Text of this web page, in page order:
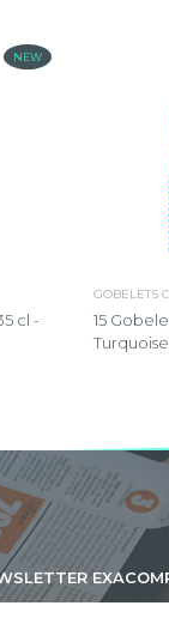
NEW
cl -
GOBELETS
15
Turquoise